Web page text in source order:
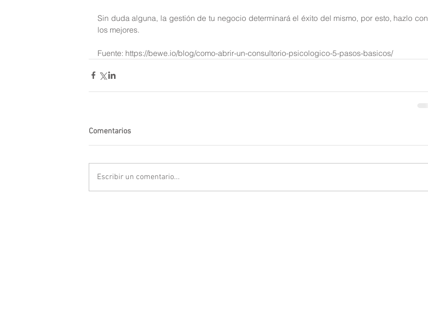
Sin duda alguna, la gestión de tu negocio determinará el éxito del mismo, por esto, hazlo con
los mejores.
Fuente: https://bewe.io/blog/como-abrir-un-consultorio-psicologico-5-pasos-basicos/
Comentarios
Escribir un comentario...